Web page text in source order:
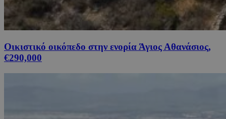
Οικιστικό οικόπεδο στην ενορία Άγιος Αθανάσιος,
€290,000